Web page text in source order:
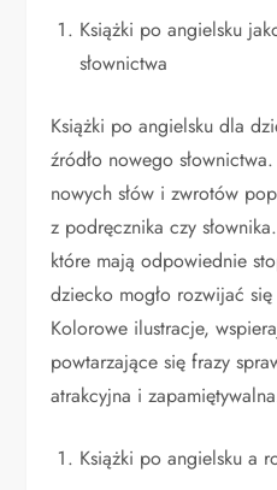
Książki po angielsku
słownictwa
Książki po angielsku dla
źródło nowego
nowych słów i zwrotów
z podręcznika czy
które mają odpowiednie
dziecko mogło rozwijać
Kolorowe ilustracje,
powtarzające się frazy
atrakcyjna i
Książki po angielsku a